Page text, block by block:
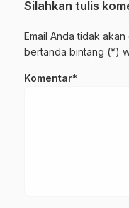
Silahkan tulis
Email Anda tidak
bertanda bintang (*)
Komentar*